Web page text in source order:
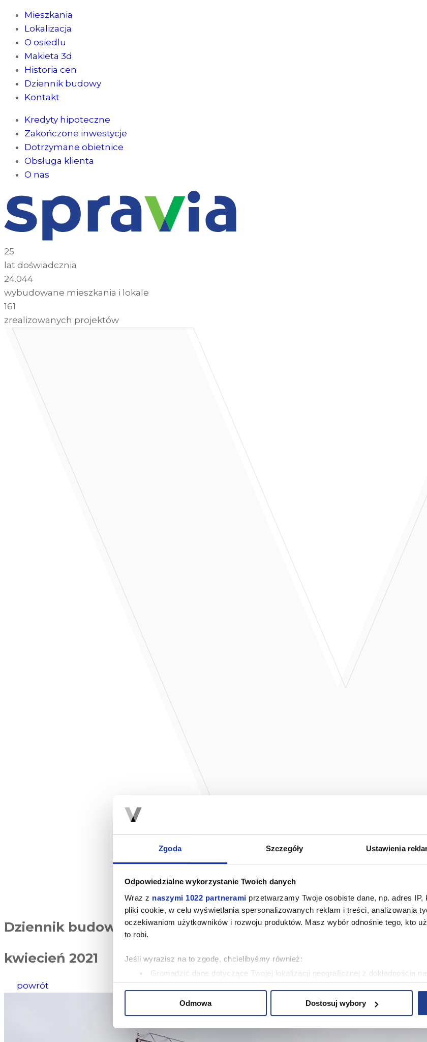
Zgoda Szczegóły Ustawienia
Odpowiedzialne wykorzystanie Twoich danych
Wraz z naszymi 1022 partnerami przetwarzamy Twoje osobiste dane, np. adres
pliki cookie, w celu wyświetlania spersonalizowanych reklam i treści, analizowania
oczekiwaniom użytkowników i rozwoju produktów. Masz wybór odnośnie tego, kto
to robi.
Jeśli wyrazisz na to zgodę, chcielibyśmy również:
Gromadzić dane dotyczące Twojej lokalizacji geograficznej z dokładnością
Identyfikować Twoje urządzenie, aktywnie analizując charakteryzującego je
Odmowa Dostosuj wybory
Mieszkania
Lokalizacja
O osiedlu
Makieta 3d
Historia cen
Dziennik budowy
Kontakt
Kredyty hipoteczne
Zakończone inwestycje
Dotrzymane obietnice
Obsługa klienta
O nas
25
lat doświadcznia
24.044
wybudowane mieszkania i lokale
161
zrealizowanych projektów
Dziennik budowy
kwiecień 2021
powrót